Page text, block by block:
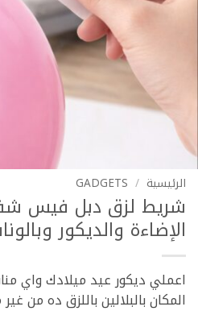
الرئيسية GADGETS
شريط لزق دبل فيس
الإضاءة والديكور
اعملي ديكور عيد ميلادك واي
المكان بالبلالين باللزق ده من